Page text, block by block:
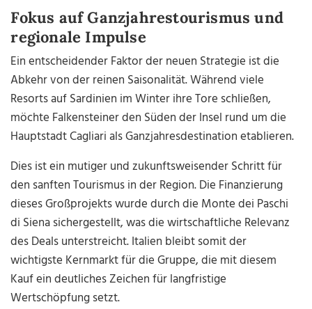
Fokus auf Ganzjahrestourismus und
regionale Impulse
Ein entscheidender Faktor der neuen Strategie ist die
Abkehr von der reinen Saisonalität. Während viele
Resorts auf Sardinien im Winter ihre Tore schließen,
möchte Falkensteiner den Süden der Insel rund um die
Hauptstadt Cagliari als Ganzjahresdestination etablieren.
Dies ist ein mutiger und zukunftsweisender Schritt für
den sanften Tourismus in der Region. Die Finanzierung
dieses Großprojekts wurde durch die Monte dei Paschi
di Siena sichergestellt, was die wirtschaftliche Relevanz
des Deals unterstreicht. Italien bleibt somit der
wichtigste Kernmarkt für die Gruppe, die mit diesem
Kauf ein deutliches Zeichen für langfristige
Wertschöpfung setzt.